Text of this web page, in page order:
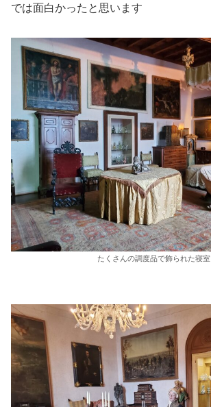
では面白かったと思います
たくさんの調度品で飾られた寝室